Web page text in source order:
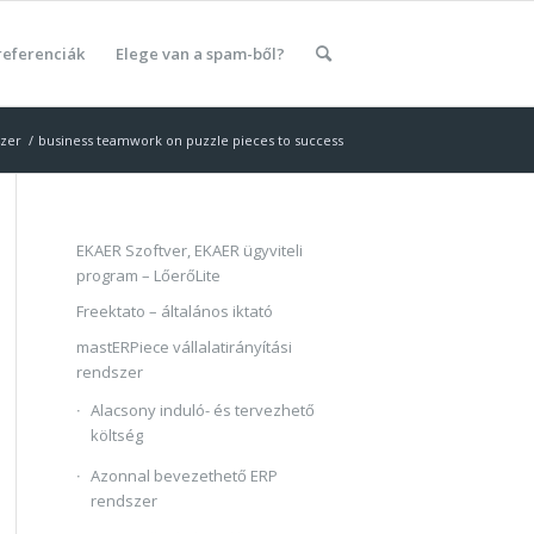
Elege van a spam-ből?
/ business teamwork on puzzle pieces to success
EKAER Szoftver, EKAER ügyviteli
program – LőerőLite
Freektato – általános iktató
mastERPiece vállalatirányítási
rendszer
Alacsony induló- és tervezhető
költség
Azonnal bevezethető ERP
rendszer